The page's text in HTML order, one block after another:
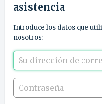
asistencia
Introduce los datos que
nosotros: